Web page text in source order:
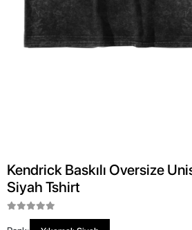
Kendrick Baskılı Oversize
Siyah Tshirt